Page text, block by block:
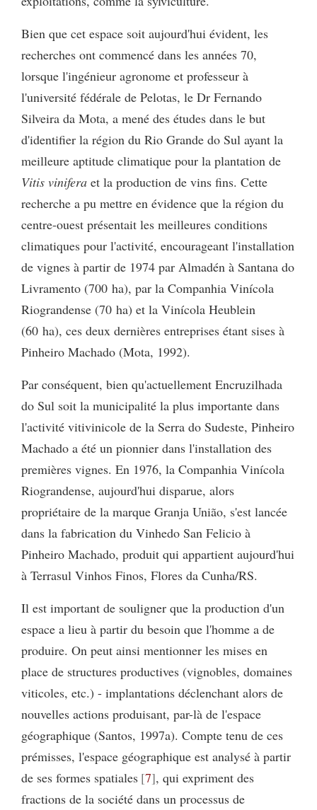
Bien que cet espace soit aujourd'hui évident, les
recherches ont commencé dans les années 70,
lorsque l'ingénieur agronome et professeur à
l'université fédérale de Pelotas, le Dr Fernando
Silveira da Mota, a mené des études dans le but
d'identifier la région du Rio Grande do Sul ayant la
meilleure aptitude climatique pour la plantation de
Vitis vinifera et la production de vins fins. Cette
recherche a pu mettre en évidence que la région du
centre-ouest présentait les meilleures conditions
climatiques pour l'activité, encourageant l'installation
de vignes à partir de 1974 par Almadén à Santana do
Livramento (700 ha), par la Companhia Vinícola
Riograndense (70 ha) et la Vinícola Heublein
(60 ha), ces deux dernières entreprises étant sises à
Pinheiro Machado (Mota, 1992).
Par conséquent, bien qu'actuellement Encruzilhada
do Sul soit la municipalité la plus importante dans
l'activité vitivinicole de la Serra do Sudeste, Pinheiro
Machado a été un pionnier dans l'installation des
premières vignes. En 1976, la Companhia Vinícola
Riograndense, aujourd'hui disparue, alors
propriétaire de la marque Granja União, s'est lancée
dans la fabrication du Vinhedo San Felicio à
Pinheiro Machado, produit qui appartient aujourd'hui
à Terrasul Vinhos Finos, Flores da Cunha/RS.
Il est important de souligner que la production d'un
espace a lieu à partir du besoin que l'homme a de
produire. On peut ainsi mentionner les mises en
place de structures productives (vignobles, domaines
viticoles, etc.) - implantations déclenchant alors de
nouvelles actions produisant, par-là de l'espace
géographique (Santos, 1997a). Compte tenu de ces
prémisses, l'espace géographique est analysé à partir
de ses formes spatiales 7 , qui expriment des
fractions de la société dans un processus de